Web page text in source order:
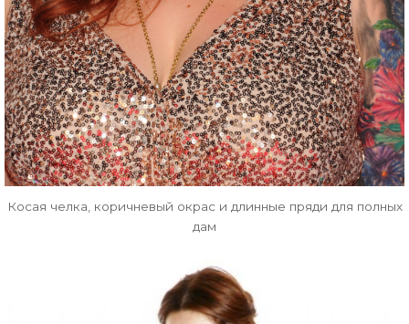
Косая челка, коричневый окрас и длинные пряди для полных
дам